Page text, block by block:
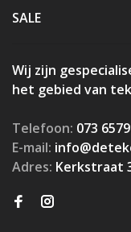
SALE
Wij zijn
het gebied van
Telefoon: 073
E-mail:
Adres: Kerkstraat